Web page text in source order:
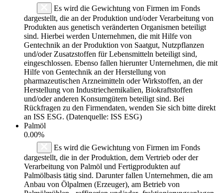
Es wird die Gewichtung von Firmen im Fonds
dargestellt, die an der Produktion und/oder Verarbeitung von
Produkten aus genetisch veränderten Organismen beteiligt
sind. Hierbei werden Unternehmen, die mit Hilfe von
Gentechnik an der Produktion von Saatgut, Nutzpflanzen
und/oder Zusatzstoffen für Lebensmitteln beteiligt sind,
eingeschlossen. Ebenso fallen hierunter Unternehmen, die mit
Hilfe von Gentechnik an der Herstellung von
pharmazeutischen Arzneimitteln oder Wirkstoffen, an der
Herstellung von Industriechemikalien, Biokraftstoffen
und/oder anderen Konsumgütern beteiligt sind. Bei
Rückfragen zu den Firmendaten, wenden Sie sich bitte direkt
an ISS ESG. (Datenquelle: ISS ESG)
Palmöl
0.00%
Es wird die Gewichtung von Firmen im Fonds
dargestellt, die in der Produktion, dem Vertrieb oder der
Verarbeitung von Palmöl und Fertigprodukten auf
Palmölbasis tätig sind. Darunter fallen Unternehmen, die am
Anbau von Ölpalmen (Erzeuger), am Betrieb von